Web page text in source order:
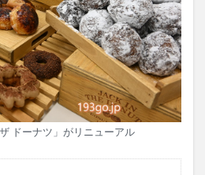
ドーナツ」がリニューアル